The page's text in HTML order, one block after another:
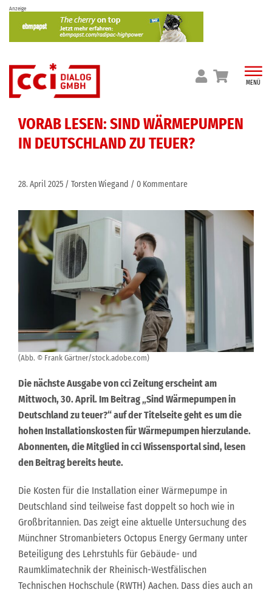
Skip
content
Anzeige
MENÜ
VORAB LESEN: SIND WÄRMEPUMPEN
IN DEUTSCHLAND ZU TEUER?
28. April 2025 Torsten Wiegand 0 Kommentare
(Abb. © Frank Gärtner/stock.adobe.com)
Die nächste Ausgabe von cci Zeitung erscheint am
Mittwoch, 30. April. Im Beitrag „Sind Wärmepumpen in
Deutschland zu teuer?“ auf der Titelseite geht es um die
hohen Installationskosten für Wärmepumpen hierzulande.
Abonnenten, die Mitglied in cci Wissensportal sind, lesen
den Beitrag bereits heute.
Die Kosten für die Installation einer Wärmepumpe in
Deutschland sind teilweise fast doppelt so hoch wie in
Großbritannien. Das zeigt eine aktuelle Untersuchung des
Münchner Stromanbieters Octopus Energy Germany unter
Beteiligung des Lehrstuhls für Gebäude- und
Raumklimatechnik der Rheinisch-Westfälischen
Technischen Hochschule (RWTH) Aachen. Dass dies auch an